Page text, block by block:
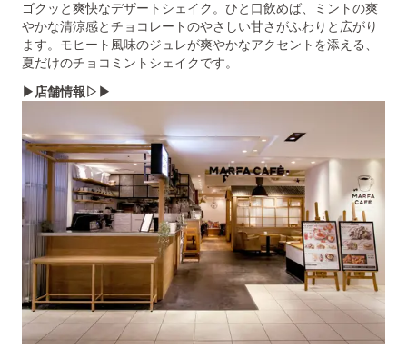
ゴクッと爽快なデザートシェイク。ひと口飲めば、ミントの爽
やかな清涼感とチョコレートのやさしい甘さがふわりと広がり
ます。モヒート風味のジュレが爽やかなアクセントを添える、
夏だけのチョコミントシェイクです。
▶店舗情報▷▶